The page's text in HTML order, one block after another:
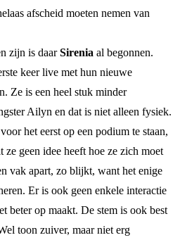
afscheid moeten nemen van
zijn is daarSirenia al begonnen.
keer live met hun nieuwe
Ze is een heel stuk minder
Ailyn en dat is niet alleen fysiek.
het eerst op een podium te staan,
geen idee heeft hoe ze zich moet
vak apart, zo blijkt, want het enige
Er is ook geen enkele interactie
beter op maakt. De stem is ook best
toon zuiver, maar niet erg